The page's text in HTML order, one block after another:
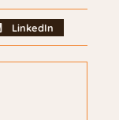
LinkedIn